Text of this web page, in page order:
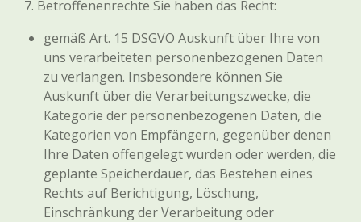
7. Betroffenenrechte Sie haben das Recht:
gemäß Art. 15 DSGVO Auskunft über Ihre von
uns verarbeiteten personenbezogenen Daten
zu verlangen. Insbesondere können Sie
Auskunft über die Verarbeitungszwecke, die
Kategorie der personenbezogenen Daten, die
Kategorien von Empfängern, gegenüber denen
Ihre Daten offengelegt wurden oder werden, die
geplante Speicherdauer, das Bestehen eines
Rechts auf Berichtigung, Löschung,
Einschränkung der Verarbeitung oder